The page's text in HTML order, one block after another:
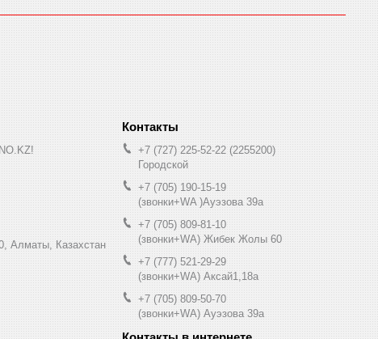
60, Алматы, Казахстан
+7 (727) 225-52-22 2255200
Городской
+7 (705) 190-15-19
(звонки+WA )Ауэзова 39а
+7 (705) 809-81-10
(звонки+WA) Жибек Жолы 60
+7 (777) 521-29-29
(звонки+WA) Аксай1,18а
+7 (705) 809-50-70
(звонки+WA) Ауэзова 39а